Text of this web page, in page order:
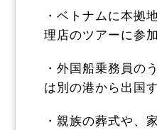
・ベトナムに本拠
理店のツアーに参
・外国船乗務員の
は別の港から出国
・親族の葬式や、